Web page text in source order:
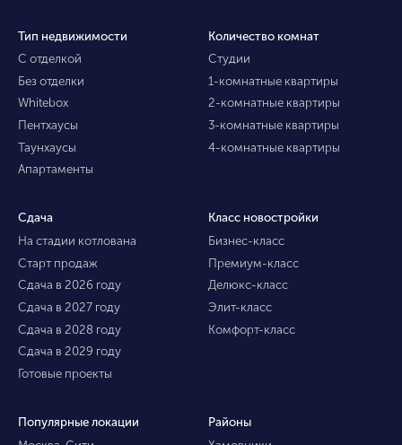
Тип недвижимости
С отделкой
Без отделки
Whitebox
Пентхаусы
Таунхаусы
Апартаменты
Количество комнат
Студии
1-комнатные квартиры
2-комнатные квартиры
3-комнатные квартиры
4-комнатные квартиры
Сдача
На стадии котлована
Старт продаж
Сдача в 2026 году
Сдача в 2027 году
Сдача в 2028 году
Сдача в 2029 году
Готовые проекты
Класс новостройки
Бизнес-класс
Премиум-класс
Делюкс-класс
Элит-класс
Комфорт-класс
Популярные локации
Районы